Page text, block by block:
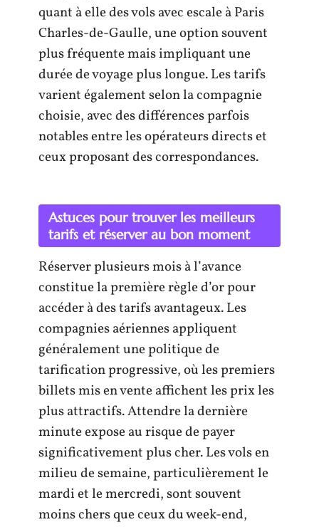
quant à elle des vols avec escale à Paris
Charles-de-Gaulle, une option souvent
plus fréquente mais impliquant une
durée de voyage plus longue. Les tarifs
varient également selon la compagnie
choisie, avec des différences parfois
notables entre les opérateurs directs et
ceux proposant des correspondances.
Astuces pour trouver les meilleurs
tarifs et réserver au bon moment
Réserver plusieurs mois à l’avance
constitue la première règle d’or pour
accéder à des tarifs avantageux. Les
compagnies aériennes appliquent
généralement une politique de
tarification progressive, où les premiers
billets mis en vente affichent les prix les
plus attractifs. Attendre la dernière
minute expose au risque de payer
significativement plus cher. Les vols en
milieu de semaine, particulièrement le
mardi et le mercredi, sont souvent
moins chers que ceux du week-end,